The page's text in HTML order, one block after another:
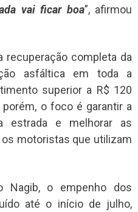
vai ficar boa”, afirmou
recuperação completa da
asfáltica em toda a
superior a R$ 120
o foco é garantir a
estrada e melhorar as
motoristas que utilizam
Nagib, o empenho dos
até o início de julho,